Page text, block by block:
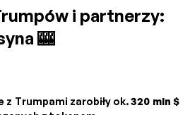
i partnerzy:
🎰
z Trumpami zarobiły ok.320 mln $